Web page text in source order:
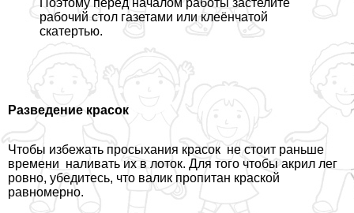
рабочий стол газетами или клеёнчатой
скатертью.
Разведение красок
Чтобы избежать просыхания красок не стоит раньше
времени наливать их в лоток. Для того чтобы акрил лег
ровно, убедитесь, что валик пропитан краской
равномерно.